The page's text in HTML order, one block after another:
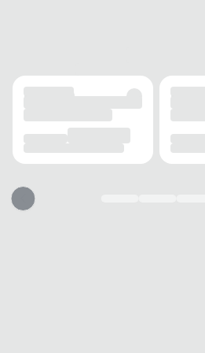
CANO
Médio
ALTURA
Médio
27 cm
SALTO